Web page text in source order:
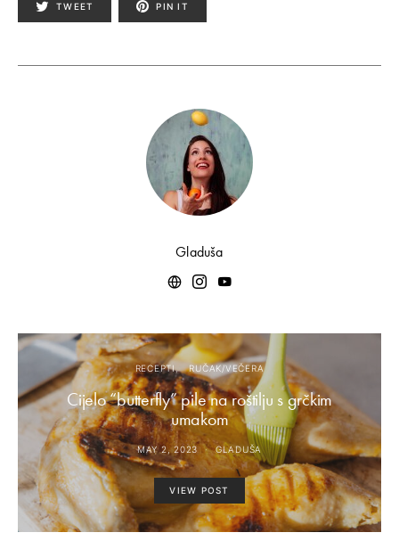
TWEET PIN IT
Gladuša
RECEPTI RUČAK/VEČERA
Cijelo “butterfly” pile na roštilju s grčkim
umakom
MAY 2, 2023 GLADUŠA
VIEW POST